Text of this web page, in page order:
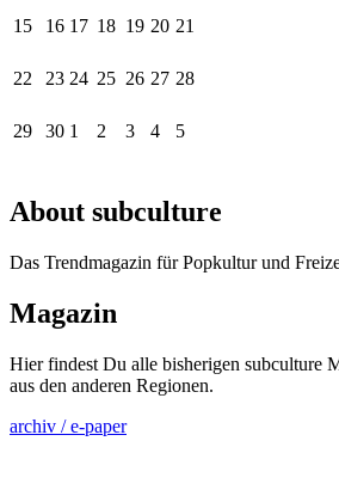
15 16 17 18 19 20 21
22 23 24 25 26 27 28
29 30 1 2 3 4 5
About subculture
Das Trendmagazin für Popkultur und
Magazin
Hier findest Du alle bisherigen subculture
aus den anderen Regionen.
archiv / e-paper